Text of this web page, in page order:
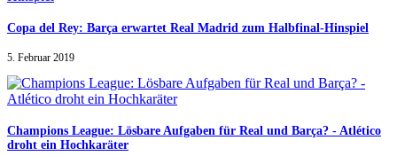
Copa del Rey: Barça erwartet Real Madrid zum Halbfinal-Hinspiel
5. Februar 2019
Champions League: Lösbare Aufgaben für Real und Barça? - Atlético
droht ein Hochkaräter